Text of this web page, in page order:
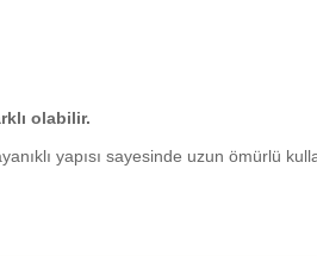
olabilir.
yapısı sayesinde uzun ömürlü